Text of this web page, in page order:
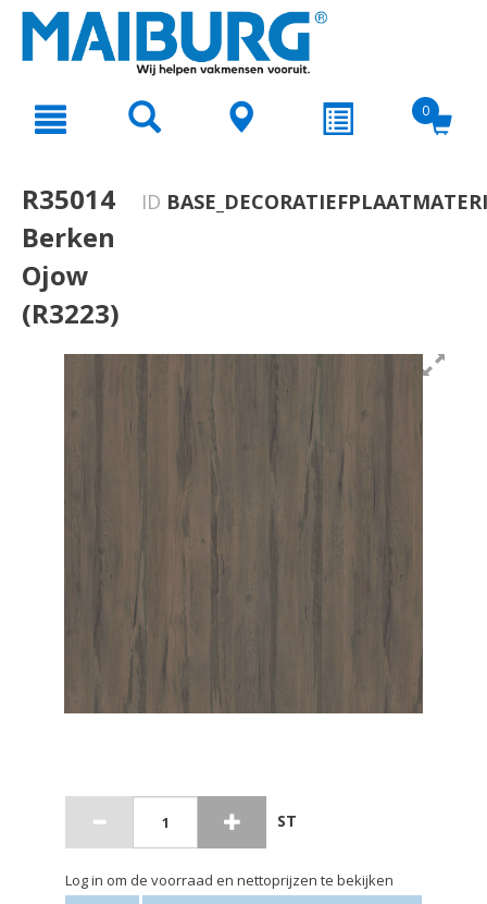
text.skipToNavigation
0
R35014
Berken
Ojow
(R3223)
ID
ST
Log in om de voorraad en nettoprijzen te bekijken